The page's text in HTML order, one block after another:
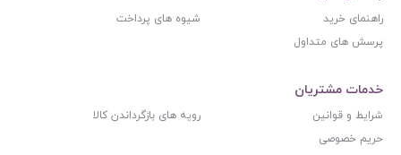
راهنمای خرید
شیوه های پرداخت
پرسش های متداول
خدمات مشتریان
شرایط و قوانین
رویه های بازگرداندن کالا
حریم خصوصی